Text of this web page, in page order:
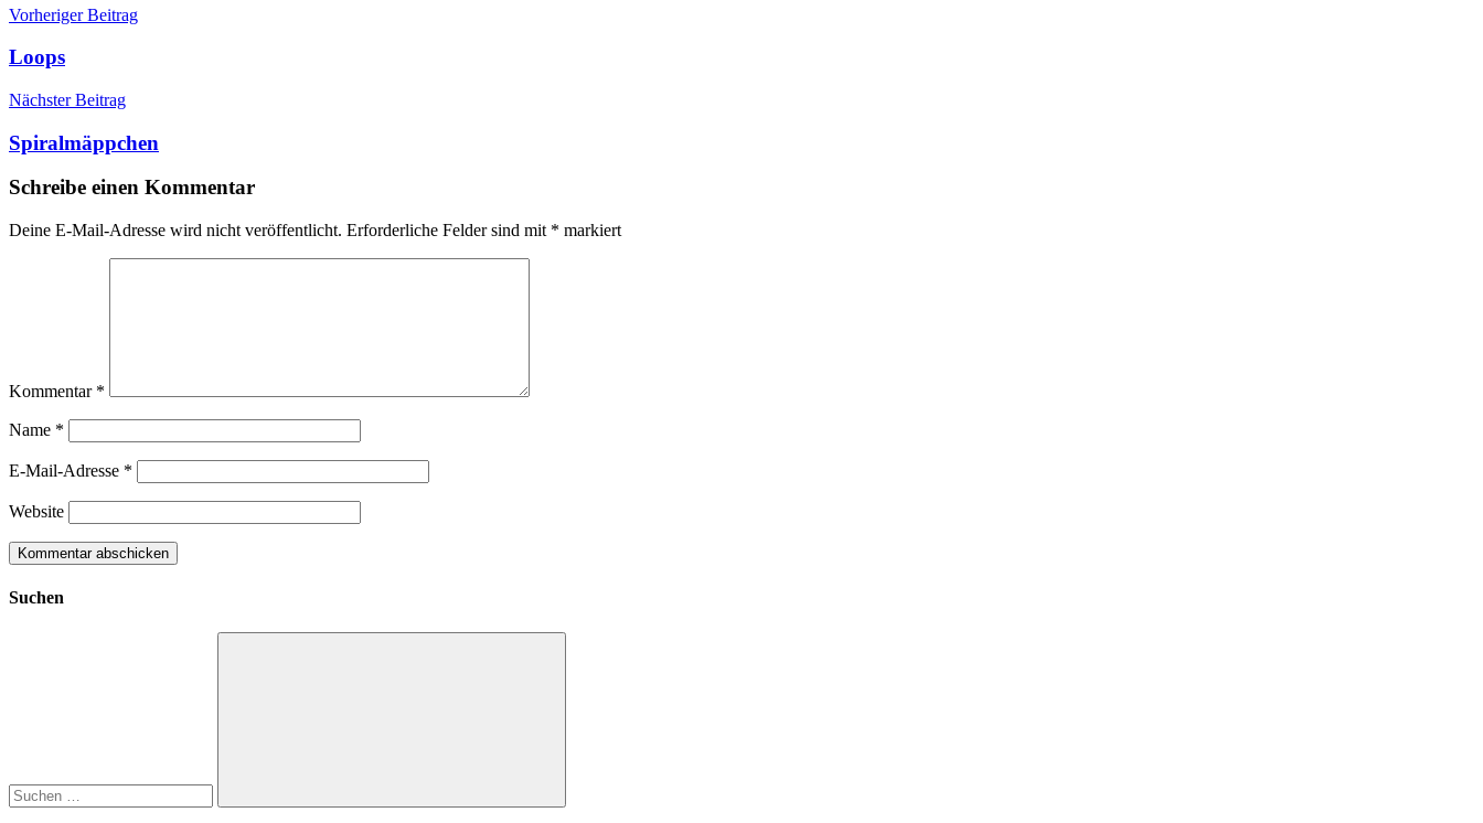
Beitragsnavigation
Vorheriger Beitrag
Loops
Nächster Beitrag
Spiralmäppchen
Schreibe einen Kommentar
Deine E-Mail-Adresse wird nicht veröffentlicht. Erforderliche Felder sind mit * markiert
Kommentar *
Name *
E-Mail-Adresse *
Website
Suchen
Suchen